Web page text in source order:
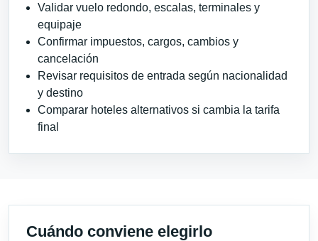
Validar vuelo redondo, escalas, terminales y
equipaje
Confirmar impuestos, cargos, cambios y
cancelación
Revisar requisitos de entrada según nacionalidad
y destino
Comparar hoteles alternativos si cambia la tarifa
final
Cuándo conviene elegirlo